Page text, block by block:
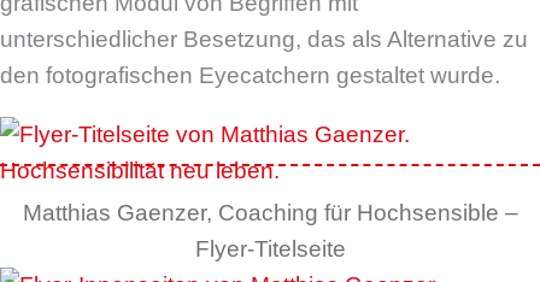
unterschiedlicher Besetzung, das als Alternative zu
den fotografischen Eyecatchern gestaltet wurde.
Matthias Gaenzer, Coaching für Hochsensible –
Flyer-Titelseite